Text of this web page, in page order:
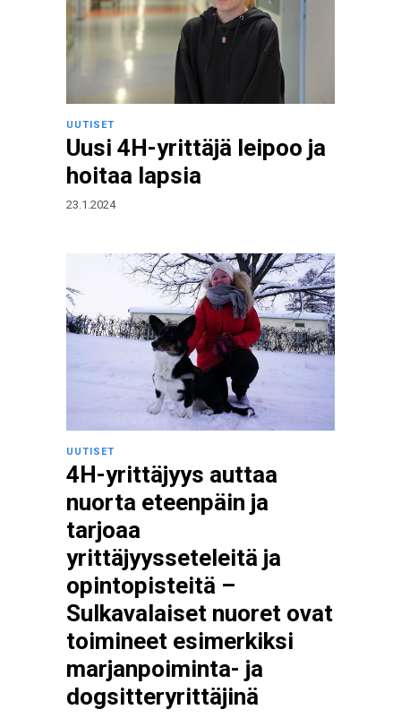
UUTISET
Uusi 4H-yrittäjä leipoo ja
hoitaa lapsia
23.1.2024
UUTISET
4H-yrittäjyys auttaa
nuorta eteenpäin ja
tarjoaa
yrittäjyysseteleitä ja
opintopisteitä –
Sulkavalaiset nuoret ovat
toimineet esimerkiksi
marjanpoiminta- ja
dogsitteryrittäjinä